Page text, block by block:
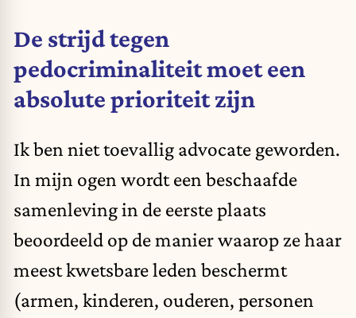
De strijd tegen
pedocriminaliteit moet een
absolute prioriteit zijn
Ik ben niet toevallig advocate geworden.
In mijn ogen wordt een beschaafde
samenleving in de eerste plaats
beoordeeld op de manier waarop ze haar
meest kwetsbare leden beschermt
(armen, kinderen, ouderen, personen